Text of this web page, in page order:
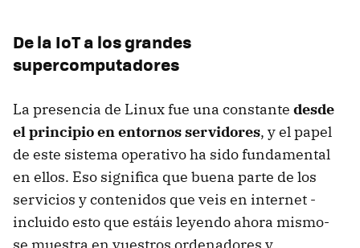
De la IoT a los grandes
supercomputadores
La presencia de Linux fue una constante desde
el principio en entornos servidores, y el papel
de este sistema operativo ha sido fundamental
en ellos. Eso significa que buena parte de los
servicios y contenidos que veis en internet -
incluido esto que estáis leyendo ahora mismo-
se muestra en vuestros ordenadores y